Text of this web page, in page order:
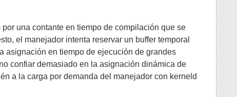
una contante en tiempo de compilación que se
el manejador intenta reservar un buffer temporal
asignación en tiempo de ejecución de grandes
confiar demasiado en la asignación dinámica de
a la carga por demanda del manejador con kerneld